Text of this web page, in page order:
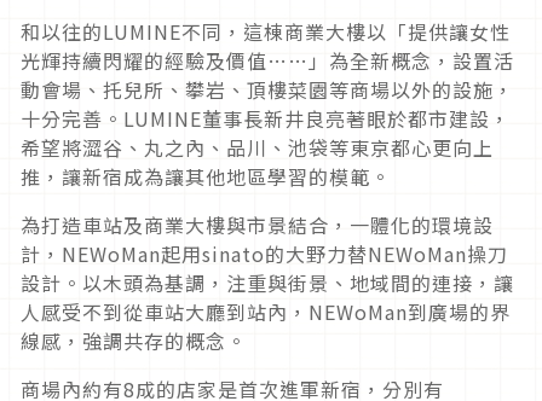
和以往的LUMINE不同，這棟商業大樓以「提供讓女性
光輝持續閃耀的經驗及價值……」為全新概念，設置活
動會場、托兒所、攀岩、頂樓菜園等商場以外的設施，
十分完善。LUMINE董事長新井良亮著眼於都市建設，
希望將澀谷、丸之內、品川、池袋等東京都心更向上
推，讓新宿成為讓其他地區學習的模範。
為打造車站及商業大樓與市景結合，一體化的環境設
計，NEWoMan起用sinato的大野力替NEWoMan操刀
設計。以木頭為基調，注重與街景、地域間的連接，讓
人感受不到從車站大廳到站內，NEWoMan到廣場的界
線感，強調共存的概念。
商場內約有8成的店家是首次進軍新宿，分別有